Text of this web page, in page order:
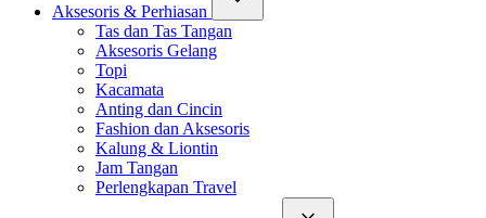
Aksesoris & Perhiasan
Tas dan Tas Tangan
Aksesoris Gelang
Topi
Kacamata
Anting dan Cincin
Fashion dan Aksesoris
Kalung & Liontin
Jam Tangan
Perlengkapan Travel